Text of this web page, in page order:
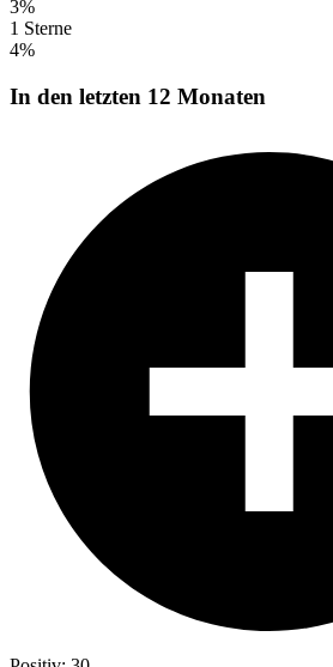
3%
1 Sterne
4%
In den letzten 12 Monaten